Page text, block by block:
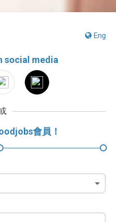
Eng
social media
會員！